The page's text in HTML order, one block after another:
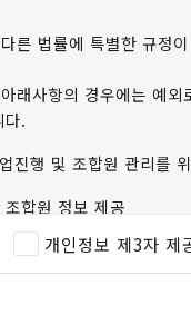
입력한 경우 관계법령
할 수 있습니다.
한 불만을 처리하기
, 조합은 책임이 없습니
을시에는 개정 최소 7
른 법률에 특별한 규정
래사항의 경우에는 예
다.
진행 및 조합원 관리를
합원 정보 제공
라패스, 금융기관
개인정보 제3자 제